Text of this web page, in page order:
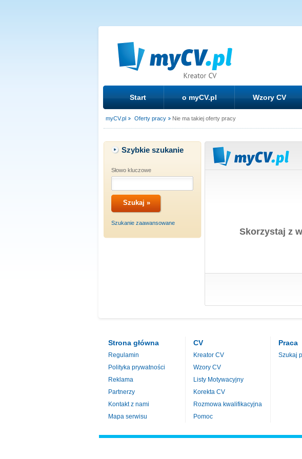
Start o myCV.pl Wzory CV
myCV.pl Oferty pracy Nie ma takiej oferty pracy
Szybkie szukanie
Słowo kluczowe
Szukanie zaawansowane
Skorzystaj z
Strona główna
Regulamin
Polityka prywatności
Reklama
Partnerzy
Kontakt z nami
Mapa serwisu
CV
Kreator CV
Wzory CV
Listy Motywacyjny
Korekta CV
Rozmowa kwalifikacyjna
Pomoc
Praca
Szukaj